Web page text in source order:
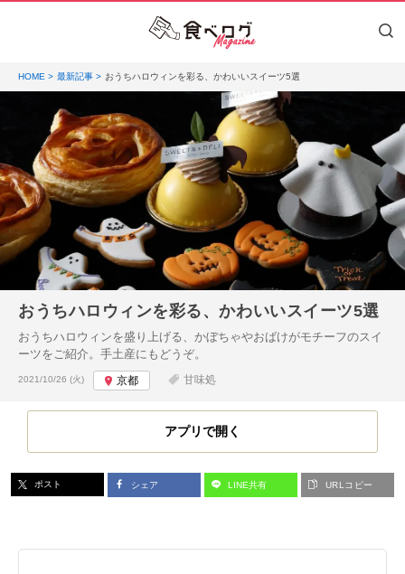
HOME 最新記事 おうちハロウィンを彩る、かわいいスイーツ5選
おうちハロウィンを彩る、かわいいスイーツ5選
おうちハロウィンを盛り上げる、かぼちゃやおばけがモチーフのスイ
ーツをご紹介。手土産にもどうぞ。
投稿日:
2021/10/26 (火) 京都 甘味処
アプリで開く
ポスト シェア LINE共有 URLコピー